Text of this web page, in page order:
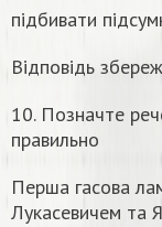
підбивати
Відповідь
10. Позначте
правильно
Перша гасова
Лукасевичем та